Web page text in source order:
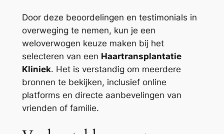
Door deze beoordelingen en testimonials in
overweging te nemen, kun je een
weloverwogen keuze maken bij het
selecteren van een Haartransplantatie
Kliniek. Het is verstandig om meerdere
bronnen te bekijken, inclusief online
platforms en directe aanbevelingen van
vrienden of familie.